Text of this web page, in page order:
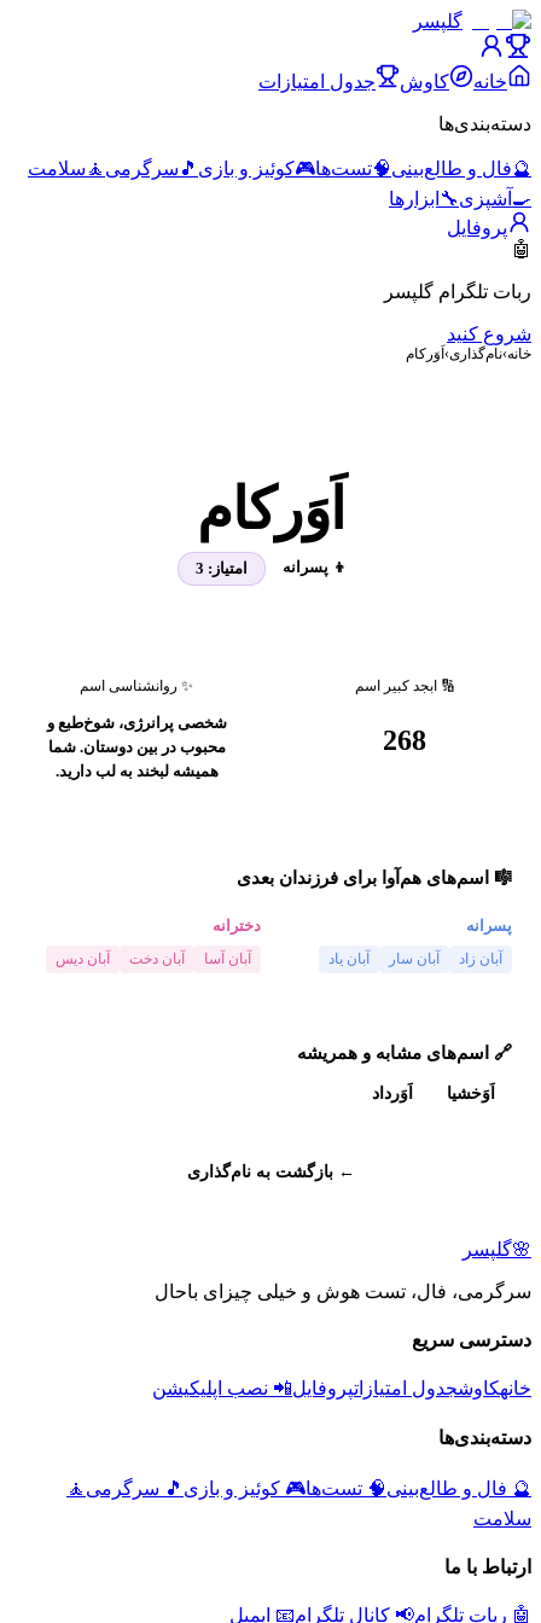
گلپسر
خانه کاوش جدول امتیازات
دسته‌بندی‌ها
🔮فال و طالع‌بینی🧠تست‌ها🎮کوئیز و بازی 🎵 سرگرمی 🧘 سلامت
🍳 آشپزی🔧 ابزارها
پروفایل
🤖
ربات تلگرام گلپسر
شروع کنید
خانه›نام‌گذاری› اَوَرکام
اَوَرکام
👦 پسرانه امتیاز: 3
🔢 ابجد کبیر اسم
268
✨ روانشناسی اسم
شخصی پرانرژی، شوخ‌طبع و
محبوب در بین دوستان. شما
همیشه لبخند به لب دارید.
🎼 اسم‌های هم‌آوا برای فرزندان بعدی
پسرانه
آبان زاد آبان سار آبان یاد
دخترانه
آبان آسا آبان دخت آبان دیس
🔗 اسم‌های مشابه و همریشه
اَوَخشیا اَوَرداد
← بازگشت به نام‌گذاری
🌸گلپسر
سرگرمی، فال، تست هوش و خیلی چیزای باحال
دسترسی سریع
خانهکاوشجدول امتیازاتپروفایل📲 نصب اپلیکیشن
دسته‌بندی‌ها
🔮 فال و طالع‌بینی🧠 تست‌ها🎮 کوئیز و بازی 🎵 سرگرمی 🧘
سلامت
ارتباط با ما
🤖 ربات تلگرام📢 کانال تلگرام📧 ایمیل